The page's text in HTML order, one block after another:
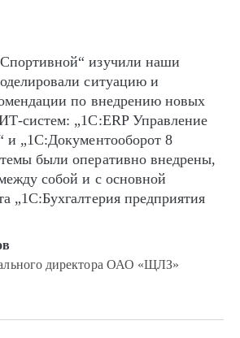
изучили наши
ситуацию и
по внедрению новых
систем: „1С:ERP Управление
и „1С:Документооборот 8
были оперативно внедрены,
собой и с основной
„1С:Бухгалтерия предприятия
директора ОАО «ЩЛЗ»